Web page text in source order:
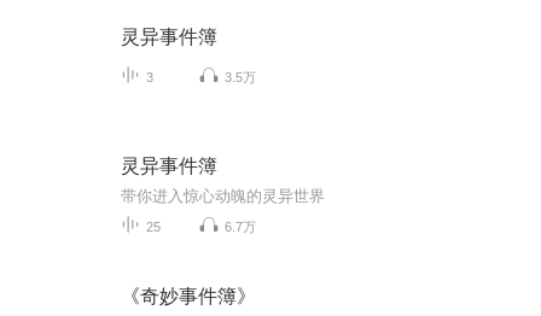
灵异事件簿
3 3.5万
灵异事件簿
带你进入惊心动魄的灵异世界
25 6.7万
《奇妙事件簿》